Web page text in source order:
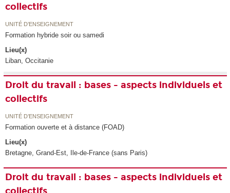
collectifs
UNITÉ D’ENSEIGNEMENT
Formation hybride soir ou samedi
Lieu(x)
Liban, Occitanie
Droit du travail : bases - aspects individuels et
collectifs
UNITÉ D’ENSEIGNEMENT
Formation ouverte et à distance (FOAD)
Lieu(x)
Bretagne, Grand-Est, Ile-de-France (sans Paris)
Droit du travail : bases - aspects individuels et
collectifs